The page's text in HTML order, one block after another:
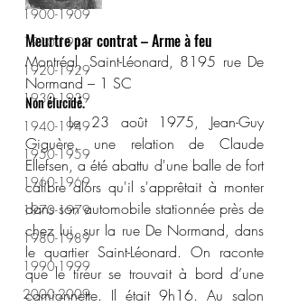
1900-1909
1910-1919
1920-1929
1930-1939
1940-1949
1950-1959
1960-1969
1970-1979
1980-1989
1990-1999
2000-2009
Meurtre par contrat – Arme à feu
Montréal, Saint-Léonard, 8195 rue De
Normand – 1 SC
Non élucidé.
	Le 23 août 1975, Jean-Guy
Giguère, une relation de Claude
Ellefsen, a été abattu d'une balle de fort
calibre alors qu'il s'apprêtait à monter
dans son automobile stationnée près de
chez lui, sur la rue De Normand, dans
le quartier Saint-Léonard. On raconte
que le tireur se trouvait à bord d’une
camionnette. Il était 9h16. Au salon